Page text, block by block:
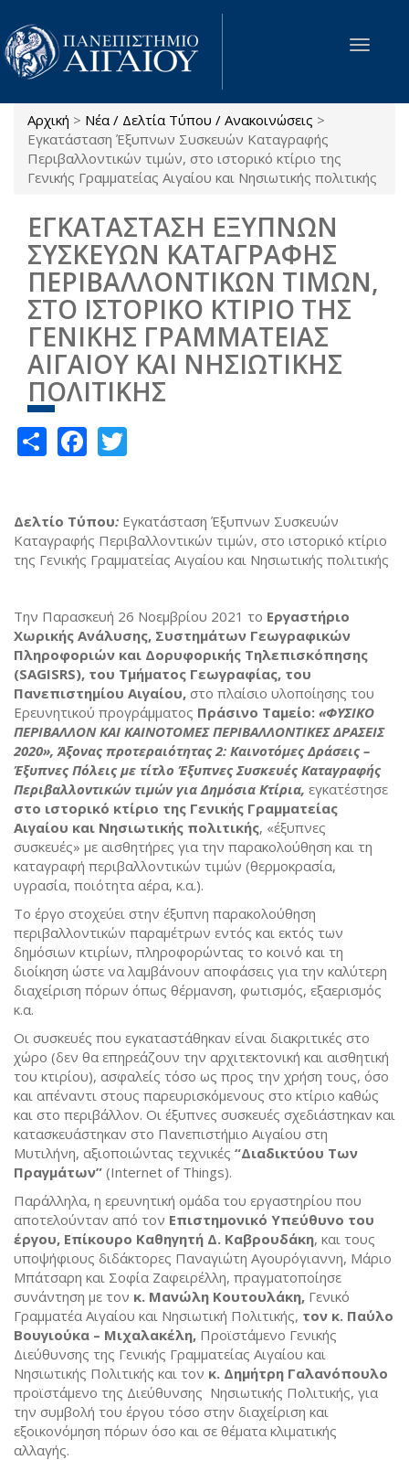
Παράκαμψη προς το κυρίως περιεχόμενο
Toggle
Είστε εδώ
Αρχική > Νέα / Δελτία Τύπου / Ανακοινώσεις >
Εγκατάσταση Έξυπνων Συσκευών Καταγραφής
Περιβαλλοντικών τιμών, στο ιστορικό κτίριο της
Γενικής Γραμματείας Αιγαίου και Νησιωτικής πολιτικής
ΕΓΚΑΤΑΣΤΑΣΗ ΕΞΥΠΝΩΝ
ΣΥΣΚΕΥΩΝ ΚΑΤΑΓΡΑΦΗΣ
ΠΕΡΙΒΑΛΛΟΝΤΙΚΩΝ ΤΙΜΩΝ,
ΣΤΟ ΙΣΤΟΡΙΚΟ ΚΤΙΡΙΟ ΤΗΣ
ΓΕΝΙΚΗΣ ΓΡΑΜΜΑΤΕΙΑΣ
ΑΙΓΑΙΟΥ ΚΑΙ ΝΗΣΙΩΤΙΚΗΣ
ΠΟΛΙΤΙΚΗΣ
ShareFacebook
Δελτίο Τύπου: Εγκατάσταση Έξυπνων Συσκευών
Καταγραφής Περιβαλλοντικών τιμών, στο ιστορικό κτίριο
της Γενικής Γραμματείας Αιγαίου και Νησιωτικής πολιτικής
Την Παρασκευή 26 Νοεμβρίου 2021 το Εργαστήριο
Χωρικής Ανάλυσης, Συστημάτων Γεωγραφικών
Πληροφοριών και Δορυφορικής Τηλεπισκόπησης
(SAGISRS), του Τμήματος Γεωγραφίας, του
Πανεπιστημίου Αιγαίου, στο πλαίσιο υλοποίησης του
Ερευνητικού προγράμματος Πράσινο Ταμείο: «ΦΥΣΙΚΟ
ΠΕΡΙΒΑΛΛΟΝ ΚΑΙ ΚΑΙΝΟΤΟΜΕΣ ΠΕΡΙΒΑΛΛΟΝΤΙΚΕΣ ΔΡΑΣΕΙΣ
2020», Άξονας προτεραιότητας 2: Καινοτόμες Δράσεις –
Έξυπνες Πόλεις με τίτλο Έξυπνες Συσκευές Καταγραφής
Περιβαλλοντικών τιμών για Δημόσια Κτίρια, εγκατέστησε
στο ιστορικό κτίριο της Γενικής Γραμματείας
Αιγαίου και Νησιωτικής πολιτικής, «έξυπνες
συσκευές» με αισθητήρες για την παρακολούθηση και τη
καταγραφή περιβαλλοντικών τιμών (θερμοκρασία,
υγρασία, ποιότητα αέρα, κ.α.).
Το έργο στοχεύει στην έξυπνη παρακολούθηση
περιβαλλοντικών παραμέτρων εντός και εκτός των
δημόσιων κτιρίων, πληροφορώντας το κοινό και τη
διοίκηση ώστε να λαμβάνουν αποφάσεις για την καλύτερη
διαχείριση πόρων όπως θέρμανση, φωτισμός, εξαερισμός
κ.α.
Οι συσκευές που εγκαταστάθηκαν είναι διακριτικές στο
χώρο (δεν θα επηρεάζουν την αρχιτεκτονική και αισθητική
του κτιρίου), ασφαλείς τόσο ως προς την χρήση τους, όσο
και απέναντι στους παρευρισκόμενους στο κτίριο καθώς
και στο περιβάλλον. Οι έξυπνες συσκευές σχεδιάστηκαν και
κατασκευάστηκαν στο Πανεπιστήμιο Αιγαίου στη
Μυτιλήνη, αξιοποιώντας τεχνικές “Διαδικτύου Των
Πραγμάτων” (Internet of Things).
Παράλληλα, η ερευνητική ομάδα του εργαστηρίου που
αποτελούνταν από τον Επιστημονικό Υπεύθυνο του
έργου, Επίκουρο Καθηγητή Δ. Καβρουδάκη, και τους
υποψήφιους διδάκτορες Παναγιώτη Αγουρόγιαννη, Μάριο
Μπάτσαρη και Σοφία Ζαφειρέλλη, πραγματοποίησε
συνάντηση με τον κ. Μανώλη Κουτουλάκη, Γενικό
Γραμματέα Αιγαίου και Νησιωτική Πολιτικής, τον κ. Παύλο
Βουγιούκα – Μιχαλακέλη, Προϊστάμενο Γενικής
Διεύθυνσης της Γενικής Γραμματείας Αιγαίου και
Νησιωτικής Πολιτικής και τον κ. Δημήτρη Γαλανόπουλο
προϊστάμενο της Διεύθυνσης Νησιωτικής Πολιτικής, για
την συμβολή του έργου τόσο στην διαχείριση και
εξοικονόμηση πόρων όσο και σε θέματα κλιματικής
αλλαγής.